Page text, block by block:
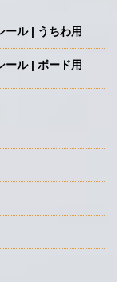
ール | うちわ用
ール | ボード用